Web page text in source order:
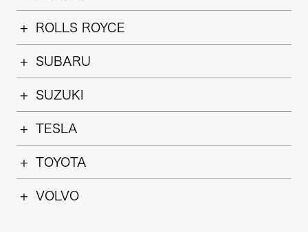
ROLLS ROYCE
SUBARU
SUZUKI
TESLA
TOYOTA
VOLVO